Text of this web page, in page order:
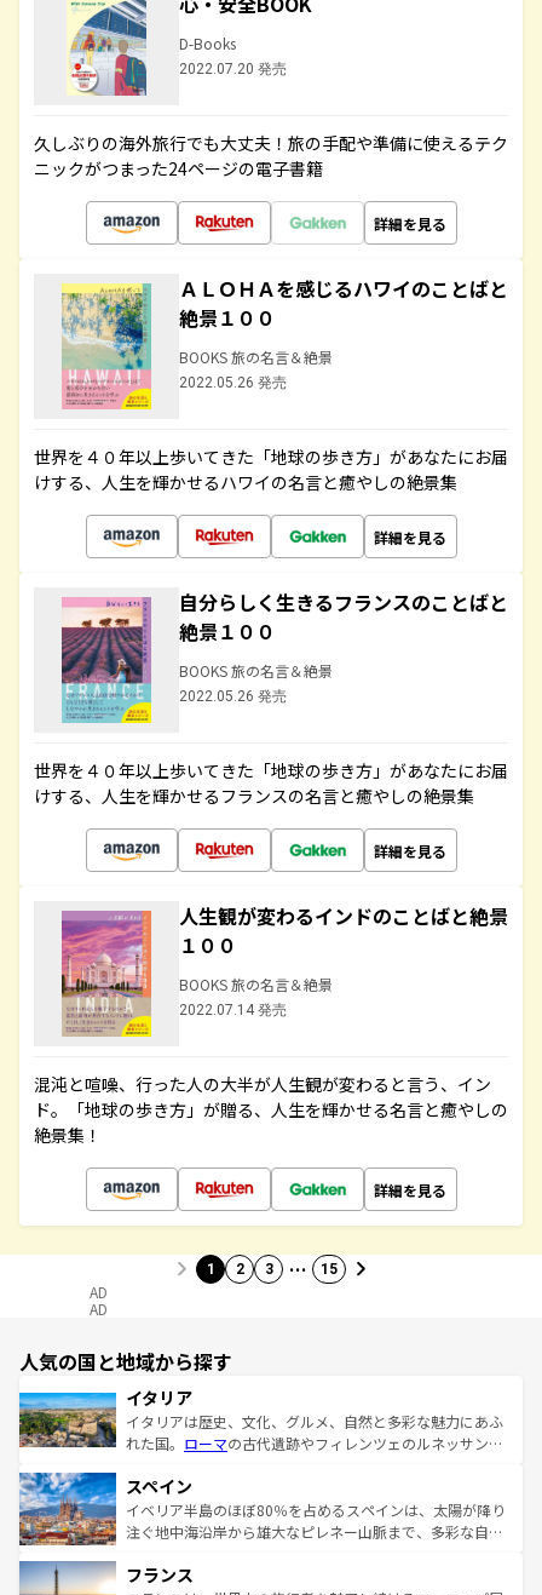
D-Books
2022.07.20 発売
久しぶりの海外旅行でも大丈夫！旅の手配や準備に使えるテク
ニックがつまった24ページの電子書籍
詳細を見る
ＡＬＯＨＡを感じるハワイのことばと
絶景１００
BOOKS 旅の名言＆絶景
2022.05.26 発売
世界を４０年以上歩いてきた「地球の歩き方」があなたにお届
けする、人生を輝かせるハワイの名言と癒やしの絶景集
詳細を見る
自分らしく生きるフランスのことばと
絶景１００
BOOKS 旅の名言＆絶景
2022.05.26 発売
世界を４０年以上歩いてきた「地球の歩き方」があなたにお届
けする、人生を輝かせるフランスの名言と癒やしの絶景集
詳細を見る
人生観が変わるインドのことばと絶景
１００
BOOKS 旅の名言＆絶景
2022.07.14 発売
混沌と喧噪、行った人の大半が人生観が変わると言う、イン
ド。「地球の歩き方」が贈る、人生を輝かせる名言と癒やしの
絶景集！
詳細を見る
1 2 3 … 15
AD
AD
人気の国と地域から探す
イタリア
イタリアは歴史、文化、グルメ、自然と多彩な魅力にあふ
れた国。 ローマの古代遺跡やフィレンツェのルネッサンス
ろん、トスカーナの美しい田園風景やアマルフィ海岸の絶
景など、自然景観も見逃せない。観光の合間には、本場の
ピザやパスタなど、絶品のイタリア料理を堪能することも
ませてくれるイタリアで、忘れられない旅をしてみよう！
スペイン
イベリア半島のほぼ80％を占めるスペインは、太陽が降り
注ぐ地中海沿岸から雄大なピレネー山脈まで、多彩な自然
文化が根付くこの国では、情熱的なフラメンコ、熱気あふ
フランス